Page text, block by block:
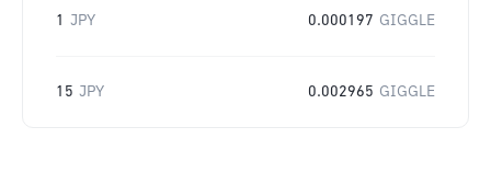
1 JPY 0.000197 GIGGLE
15 JPY 0.002965 GIGGLE